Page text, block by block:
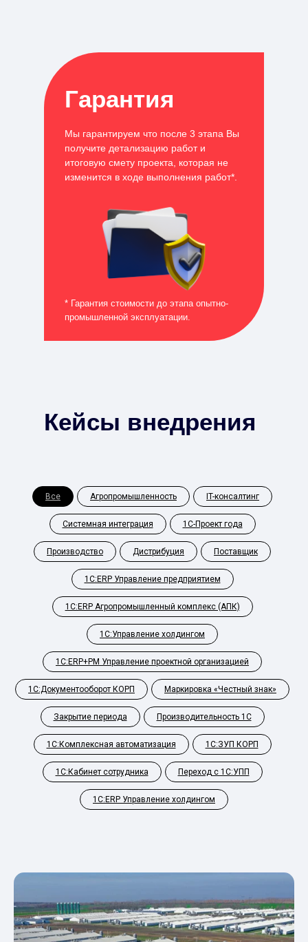
Гарантия
Мы гарантируем что после 3 этапа Вы
получите детализацию работ и
итоговую смету проекта, которая не
изменится в ходе выполнения работ*.
* Гарантия стоимости до этапа опытно-
промышленной эксплуатации.
Кейсы внедрения
Все Агропромышленность IT-консалтинг
Системная интеграция 1С-Проект года
Производство Дистрибуция Поставщик
1С:ERP Управление предприятием
1С:ERP Агропромышленный комплекс (АПК)
1С:Управление холдингом
1С:ERP+PM Управление проектной организацией
1С:Документооборот КОРП Маркировка «Честный знак»
Закрытие периода Производительность 1С
1С:Комплексная автоматизация 1С:ЗУП КОРП
1С:Кабинет сотрудника Переход с 1С:УПП
1С:ERP Управление холдингом